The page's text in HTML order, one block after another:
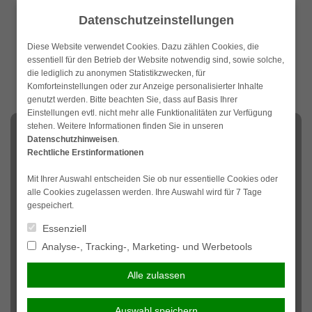
NAVIGATION
g
Um in unserer heutigen Zeit bestehen zu können,
verwenden Sie eine Reihe von angeborenen Fertigkeiten.
In Ihrem Beruf sind einige dieser Fertigkeiten von
zentraler Bedeutung, beispielsweise das Sehvermögen
Fertigkeiten kann zum Verlust des Arbeitsplatzes führen
Datenschutzeinstellungen
Diese Website verwendet Cookies. Dazu zählen Cookies, die
essentiell für den Betrieb der Website notwendig sind, sowie solche,
die lediglich zu anonymen Statistikzwecken, für
Komforteinstellungen oder zur Anzeige personalisierter Inhalte
genutzt werden. Bitte beachten Sie, dass auf Basis Ihrer
Einstellungen evtl. nicht mehr alle Funktionalitäten zur Verfügung
stehen. Weitere Informationen finden Sie in unseren
Datenschutzhinweisen.
Rechtliche Erstinformationen
Mit Ihrer Auswahl entscheiden Sie ob nur essentielle Cookies oder
alle Cookies zugelassen werden. Ihre Auswahl wird für 7 Tage
gespeichert.
Essenziell
Analyse-, Tracking-, Marketing- und Werbetools
Alle zulassen